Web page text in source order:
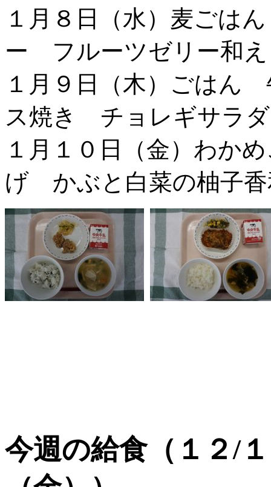
１月８日（水）麦ご
ー フルーツゼリー和え
１月９日（木）ごは
ス焼き チョレギサラ
１月１０日（金）わ
げ かぶと白菜の柚子
今週の給食（１２/